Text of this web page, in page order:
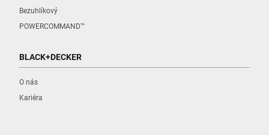
Bezuhlíkový
POWERCOMMAND™
BLACK+DECKER
O nás
Kariéra